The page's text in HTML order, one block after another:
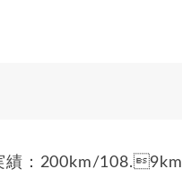
績：200km/108.9km